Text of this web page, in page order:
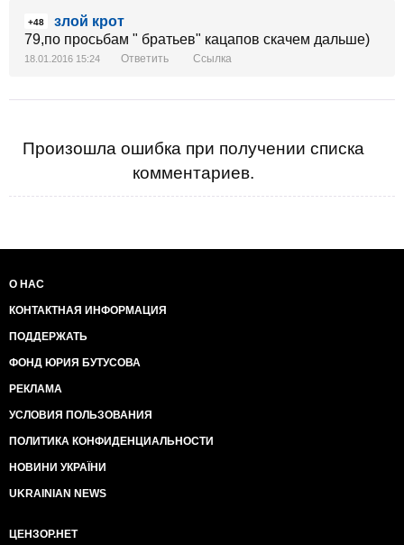
+48
злой крот
79,по просьбам " братьев" кацапов скачем дальше)
18.01.2016 15:24 Ответить Ссылка
Произошла ошибка при получении списка
комментариев.
О НАС
КОНТАКТНАЯ ИНФОРМАЦИЯ
ПОДДЕРЖАТЬ
ФОНД ЮРИЯ БУТУСОВА
РЕКЛАМА
УСЛОВИЯ ПОЛЬЗОВАНИЯ
ПОЛИТИКА КОНФИДЕНЦИАЛЬНОСТИ
НОВИНИ УКРАЇНИ
UKRAINIAN NEWS
ЦЕНЗОР.НЕТ